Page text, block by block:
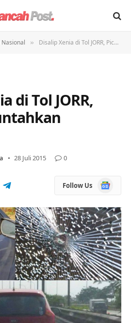
» Disalip Xenia di Tol JORR, Picanto Muntahkan Tembakan
di Tol JORR,
28 Juli 2015 0
Follow Us
Google
News